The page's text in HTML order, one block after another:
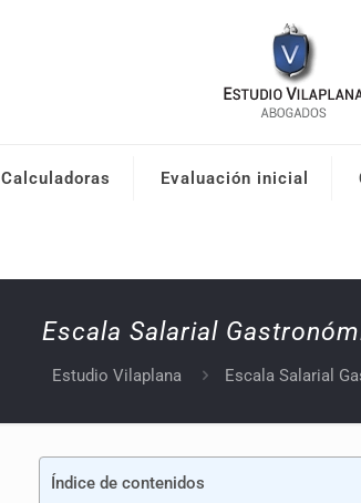
Calculadoras Evaluación inicial
Escala Salarial
Estudio Vilaplana Escala Salarial
Índice de contenidos